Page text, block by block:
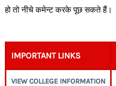
हो तो नीचे कमेन्ट करके पूछ सकते हैं।
IMPORTANT LINKS
VIEW COLLEGE INFORMATION